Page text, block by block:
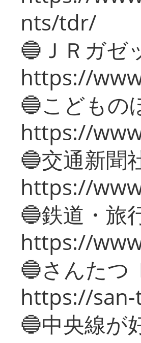
nts/tdr/
🔵ＪＲガゼ
https://
🔵こどもの
https://
🔵交通新聞
https://
🔵鉄道・旅
https://
🔵さんたつ
https://
🔵中央線が